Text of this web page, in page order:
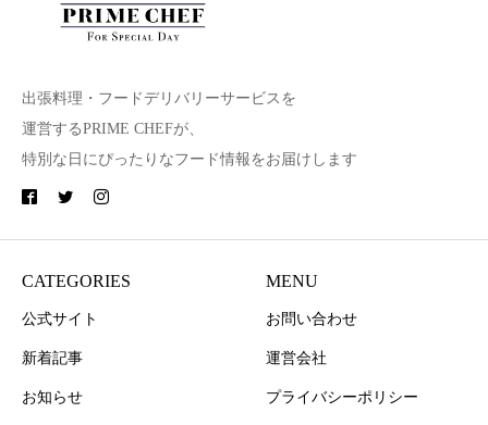
出張料理・フードデリバリーサービスを
運営するPRIME CHEFが、
特別な日にぴったりなフード情報をお届けします
CATEGORIES
公式サイト
新着記事
お知らせ
MENU
お問い合わせ
運営会社
プライバシーポリシー